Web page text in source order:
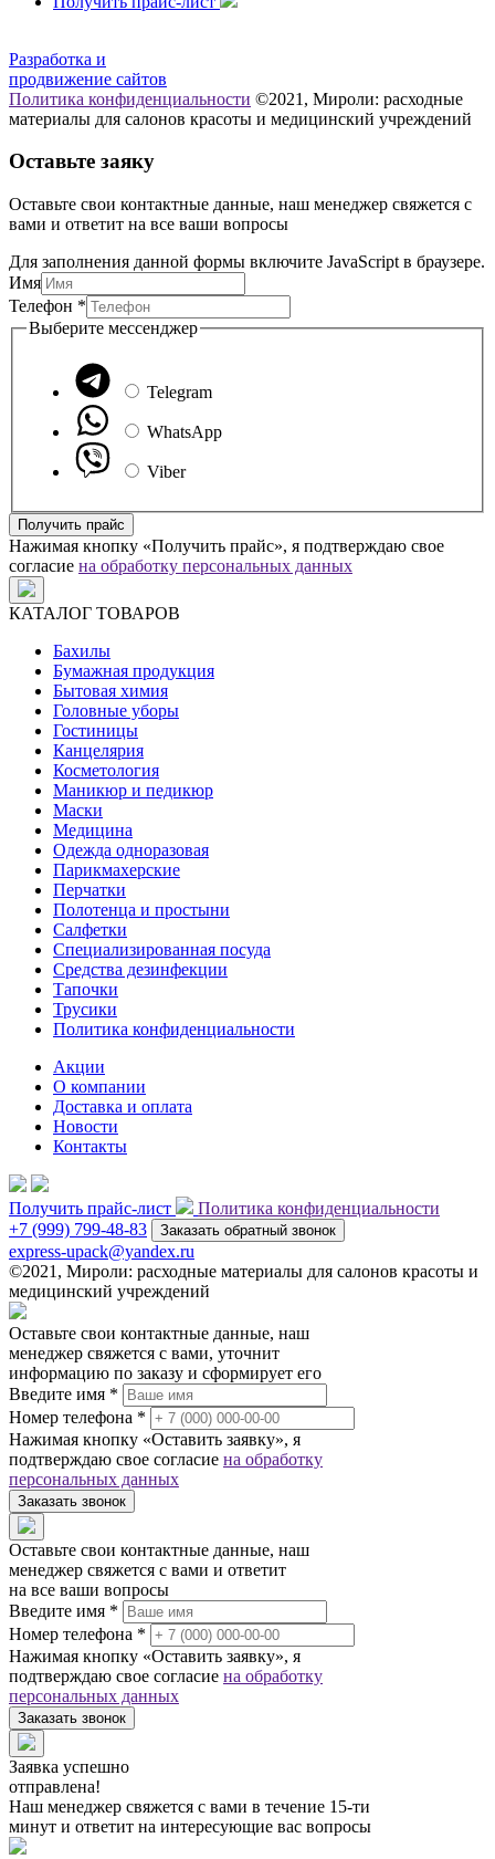
Разработка и
продвижение сайтов
Политика конфиденциальности ©2021, Мироли: расходные
материалы для салонов красоты и медицинский учреждений
Оставьте заяку
Оставьте свои контактные данные, наш менеджер свяжется с
вами и ответит на все ваши вопросы
Для заполнения данной формы включите JavaScript в браузере.
Телефон
Выберите
мессенджер
Имя
Телефон *
Выберите мессенджер
Telegram
WhatsApp
Viber
Получить прайс
Нажимая кнопку «Получить прайс», я подтверждаю свое
согласие на обработку персональных данных
КАТАЛОГ ТОВАРОВ
Бахилы
Бумажная продукция
Бытовая химия
Головные уборы
Гостиницы
Канцелярия
Косметология
Маникюр и педикюр
Маски
Медицина
Одежда одноразовая
Парикмахерские
Перчатки
Полотенца и простыни
Салфетки
Специализированная посуда
Средства дезинфекции
Тапочки
Трусики
Политика конфиденциальности
Акции
О компании
Доставка и оплата
Новости
Контакты
Получить прайс-лист
Политика конфиденциальности
+7 (999) 799-48-83
Заказать обратный звонок
express-upack@yandex.ru
©2021, Мироли: расходные материалы для салонов красоты и
медицинский учреждений
Оставьте свои контактные данные, наш
менеджер свяжется с вами, уточнит
информацию по заказу и сформирует его
Введите имя *
Номер телефона *
Нажимая кнопку «Оставить заявку», я
подтверждаю свое согласие на обработку
персональных данных
Заказать звонок
Оставьте свои контактные данные, наш
менеджер свяжется с вами и ответит
на все ваши вопросы
Введите имя *
Номер телефона *
Нажимая кнопку «Оставить заявку», я
подтверждаю свое согласие на обработку
персональных данных
Заказать звонок
Заявка успешно
отправлена!
Наш менеджер свяжется с вами в течение 15-ти
минут и ответит на интересующие вас вопросы